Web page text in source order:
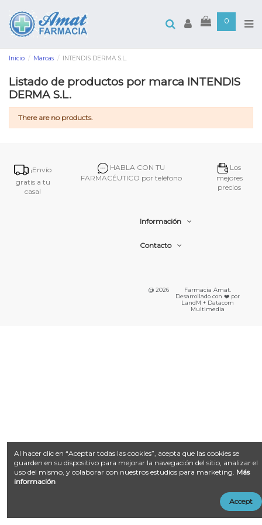
0
Inicio Marcas INTENDIS DERMA S.L.
Listado de productos por marca INTENDIS
DERMA S.L.
There are no products.
¡Envío
gratis a tu
casa!
HABLA CON TU
FARMACÉUTICO por teléfono
Los
mejores
precios
Información
Contacto
@ 2026
Farmacia Amat.
Desarrollado con ❤️ por
LandM + Datacom
Multimedia
Al hacer clic en “Aceptar todas las cookies”, acepta que las cookies se
guarden en su dispositivo para mejorar la navegación del sitio, analizar el
uso del mismo, y colaborar con nuestros estudios para marketing. Más
información
Accept